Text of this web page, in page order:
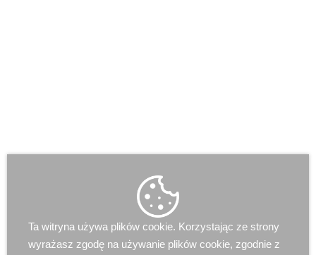
Ta witryna używa plików cookie. Korzystając ze strony
wyrażasz zgodę na używanie plików cookie, zgodnie z